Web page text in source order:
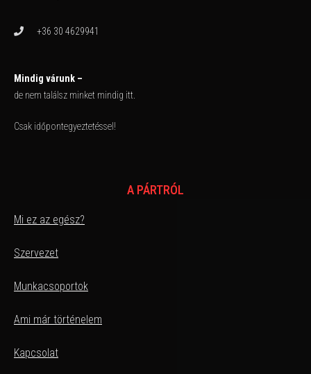
+36 30 4629941
Mindig várunk –
de nem találsz minket mindig itt.
Csak időpontegyeztetéssel!
A PÁRTRÓL
Mi ez az egész?
Szervezet
Munkacsoportok
Ami már történelem
Kapcsolat